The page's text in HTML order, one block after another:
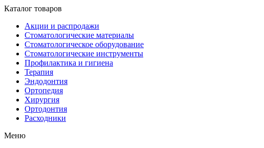
Каталог товаров
Акции и распродажи
Стоматологические материалы
Стоматологическое оборудование
Стоматологические инструменты
Профилактика и гигиена
Терапия
Эндодонтия
Ортопедия
Хирургия
Ортодонтия
Расходники
Меню